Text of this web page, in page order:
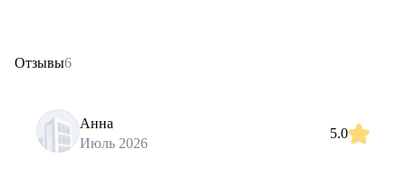
Отзывы6
Анна
Июль 2026
5.0